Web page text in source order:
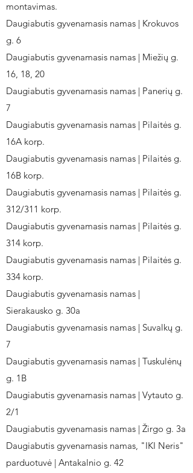
montavimas.
Daugiabutis gyvenamasis namas | Krokuvos
g. 6
Daugiabutis gyvenamasis namas | Miežių g.
16, 18, 20
Daugiabutis gyvenamasis namas | Panerių g.
7
Daugiabutis gyvenamasis namas | Pilaitės g.
16A korp.
Daugiabutis gyvenamasis namas | Pilaitės g.
16B korp.
Daugiabutis gyvenamasis namas | Pilaitės g.
312/311 korp.
Daugiabutis gyvenamasis namas | Pilaitės g.
314 korp.
Daugiabutis gyvenamasis namas | Pilaitės g.
334 korp.
Daugiabutis gyvenamasis namas |
Sierakausko g. 30a
Daugiabutis gyvenamasis namas | Suvalkų g.
7
Daugiabutis gyvenamasis namas | Tuskulėnų
g. 1B
Daugiabutis gyvenamasis namas | Vytauto g.
2/1
Daugiabutis gyvenamasis namas | Žirgo g. 3a
Daugiabutis gyvenamasis namas, "IKI Neris"
parduotuvė | Antakalnio g. 42